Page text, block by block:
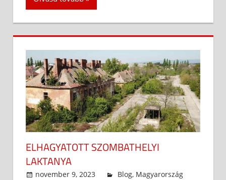
ELHAGYATOTT SZOMBATHELYI
LAKTANYA
november 9, 2023 admin
Blog, Magyarország